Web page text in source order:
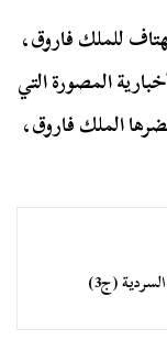
للملك فاروق،
المصورة التي
الملك فاروق،
(ج3)